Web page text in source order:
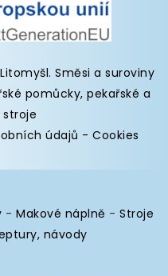
. Směsi a suroviny
pomůcky,pekařské a
stroje
údajů -Cookies
- Makové náplně - Stroje
návody